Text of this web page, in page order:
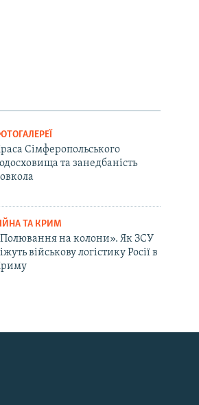
Сімферопольського
та занедбаність
ТА КРИМ
на колони». Як ЗСУ
військову логістику Росії в